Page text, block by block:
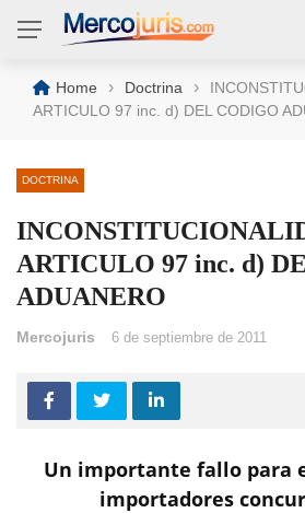
Home › Doctrina ›
ARTICULO 97 inc. d) DEL CODIGO
DOCTRINA
ARTICULO 97 inc. d)
ADUANERO
Mercojuris 6 de septiembre de 2011
Un importante fallo para
importadores